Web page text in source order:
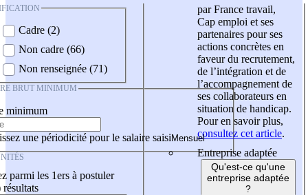
Cadre (2)
Non cadre (66)
Non renseignée (71)
BRUT MINIMUM
minimum
une périodicité pour le salaire saisi
parmi les 1ers à postuler
résultats
par France travail,
Cap emploi et ses
partenaires pour ses
actions concrètes en
faveur du recrutement,
de l’intégration et de
l’accompagnement de
ses collaborateurs en
situation de handicap.
Pour en savoir plus,
consultez cet article.
Entreprise adaptée
Qu'est-ce qu'une
entreprise adaptée
?